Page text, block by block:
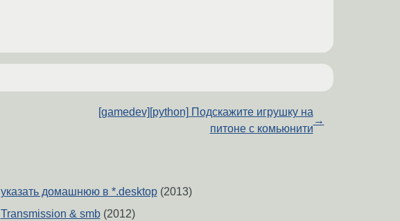
[gamedev][python] Подскажите игрушку на
питоне с комьюнити
→
указать домашнюю в *.desktop(2013)
Transmission & smb(2012)